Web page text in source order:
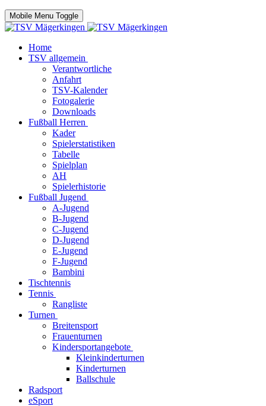
Mobile Menu Toggle
Home
TSV allgemein
Verantwortliche
Anfahrt
TSV-Kalender
Fotogalerie
Downloads
Fußball Herren
Kader
Spielerstatistiken
Tabelle
Spielplan
AH
Spielerhistorie
Fußball Jugend
A-Jugend
B-Jugend
C-Jugend
D-Jugend
E-Jugend
F-Jugend
Bambini
Tischtennis
Tennis
Rangliste
Turnen
Breitensport
Frauenturnen
Kindersportangebote
Kleinkinderturnen
Kinderturnen
Ballschule
Radsport
eSport